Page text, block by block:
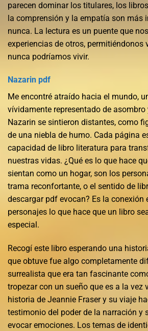
parecen dominar los titulares, los
la comprensión y la empatía son más
nunca. La lectura es un puente que
experiencias de otros, permitiéndonos
nunca podríamos vivir.
Nazarin pdf
Me encontré atraído hacia el mundo,
vívidamente representado de
Nazarin se sintieron distantes, como
de una niebla de humo. Cada página
capacidad de libro literatura para
nuestras vidas. ¿Qué es lo que hace
sientan como un hogar, son los
trama reconfortante, o el sentido de
descargar pdf evocan? Es la conexión
personajes lo que hace que un libro
especial.
Recogí este libro esperando una
que obtuve fue algo completamente
surrealista que era tan fascinante
tropezar con un sueño que es a la vez
historia de Jeannie Fraser y su viaje
testimonio del poder de la narración y
evocar emociones. Los temas de